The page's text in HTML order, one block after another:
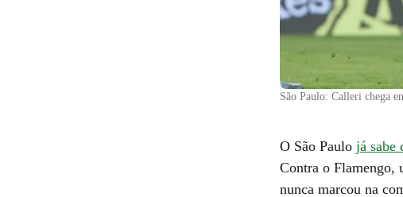
São Paulo: Calleri chega
O São Paulo já sabe
Contra o Flamengo,
nunca marcou na